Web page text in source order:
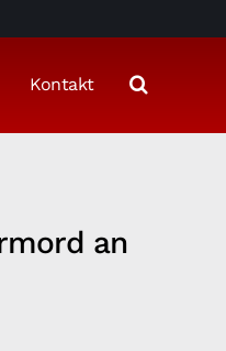
Kontakt
an